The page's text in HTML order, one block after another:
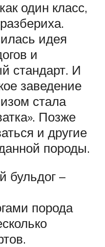
один класс,
идея
и
стандарт. И
заведение
стала
Позже
и другие
породы.
бульдог –
порода